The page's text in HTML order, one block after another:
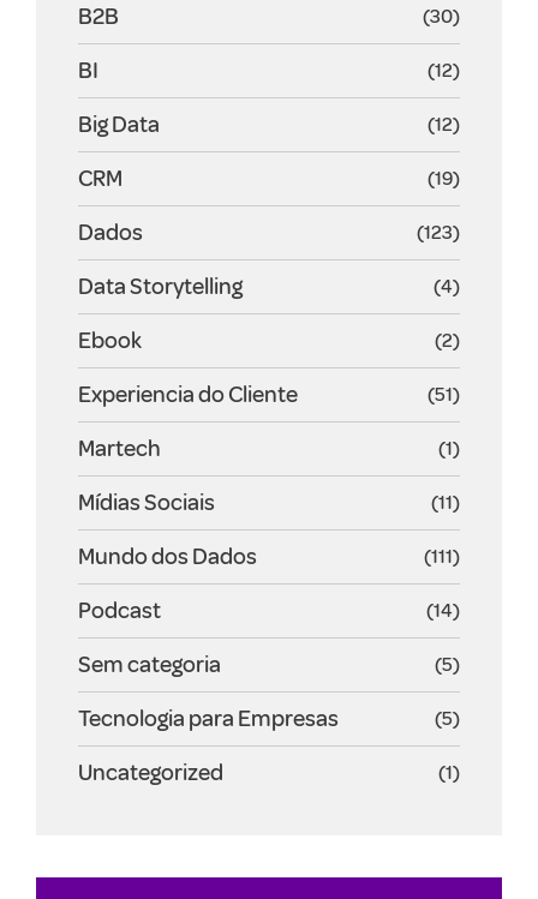
B2B (30)
BI (12)
Big Data (12)
CRM (19)
Dados (123)
Data Storytelling (4)
Ebook (2)
Experiencia do Cliente (51)
Martech (1)
Mídias Sociais (11)
Mundo dos Dados (111)
Podcast (14)
Sem categoria (5)
Tecnologia para Empresas (5)
Uncategorized (1)